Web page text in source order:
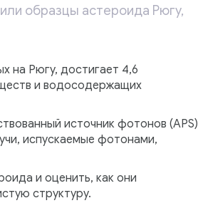
образцы астероида Рюгу,
на Рюгу, достигает 4,6
и водосодержащих
источник фотонов (APS)
испускаемые фотонами,
и оценить, как они
структуру.